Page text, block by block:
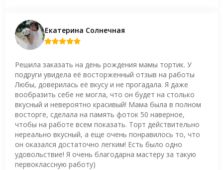
Екатерина Солнечная
Решила заказать на день рождения мамы тортик. У
подруги увидела её восторженный отзыв на работы
Любы, доверилась её вкусу и не прогадала. Я даже
вообразить себе не могла, что он будет на столько
вкусный и невероятно красивый! Мама была в полном
восторге, сделала на память фоток 50 наверное,
чтобы на работе всем показать. Торт действительно
нереально вкусный, а еще очень понравилось то, что
он оказался достаточно легким! Есть было одно
удовольствие! Я очень благодарна мастеру за такую
первоклассную работу)